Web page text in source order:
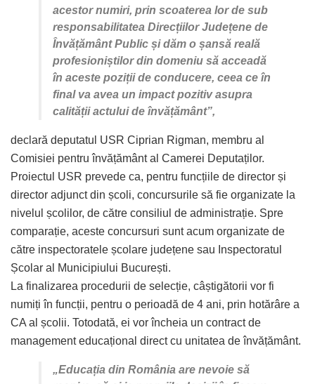
acestor numiri, prin scoaterea lor de sub
responsabilitatea Direcțiilor Județene de
Învățământ Public și dăm o șansă reală
profesioniștilor din domeniu să acceadă
în aceste poziții de conducere, ceea ce în
final va avea un impact pozitiv asupra
calității actului de învățământ”,
declară deputatul USR Ciprian Rigman, membru al
Comisiei pentru învățământ al Camerei Deputaților.
Proiectul USR prevede ca, pentru funcțiile de director și
director adjunct din școli, concursurile să fie organizate la
nivelul școlilor, de către consiliul de administrație. Spre
comparație, aceste concursuri sunt acum organizate de
către inspectoratele școlare județene sau Inspectoratul
Școlar al Municipiului București.
La finalizarea procedurii de selecție, câștigătorii vor fi
numiți în funcții, pentru o perioadă de 4 ani, prin hotărâre a
CA al școlii. Totodată, ei vor încheia un contract de
management educațional direct cu unitatea de învățământ.
„Educația din România are nevoie să